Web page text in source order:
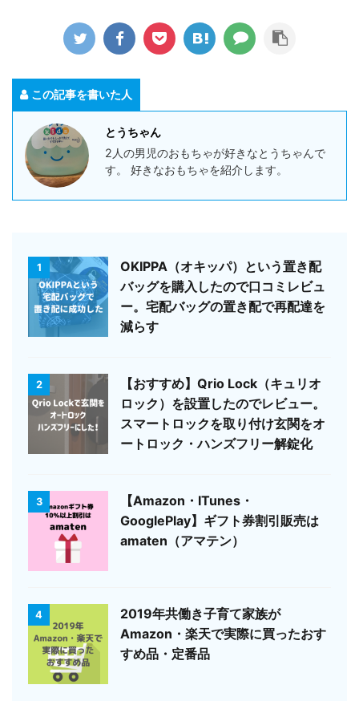
この記事を書いた人
とうちゃん
2人の男児のおもちゃが好きなとうちゃんで
す。 好きなおもちゃを紹介します。
1
OKIPPA（オキッパ）という置き配
バッグを購入したので口コミレビュ
ー。宅配バッグの置き配で再配達を
減らす
2
【おすすめ】Qrio Lock（キュリオ
ロック）を設置したのでレビュー。
スマートロックを取り付け玄関をオ
ートロック・ハンズフリー解錠化
3
【Amazon・ITunes・
GooglePlay】ギフト券割引販売は
amaten（アマテン）
4
2019年共働き子育て家族が
Amazon・楽天で実際に買ったおす
すめ品・定番品